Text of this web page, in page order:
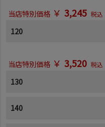
当店特別価格 ￥ 3,245 税込
120
当店特別価格 ￥ 3,520 税込
130
140